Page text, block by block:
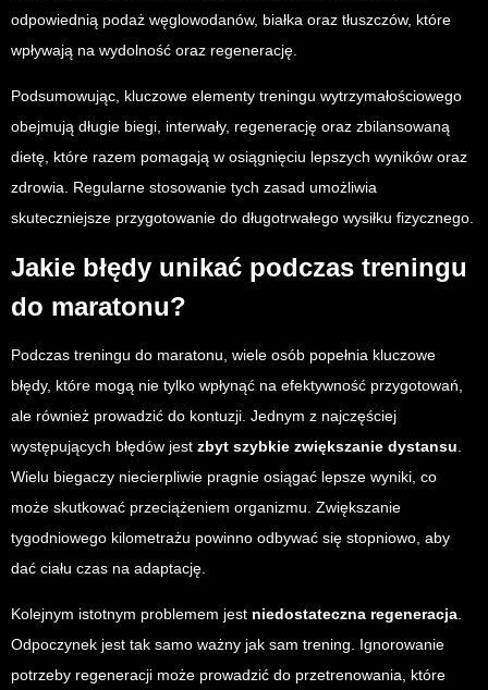
odpowiednią podaż węglowodanów, białka oraz tłuszczów, które
wpływają na wydolność oraz regenerację.
Podsumowując, kluczowe elementy treningu wytrzymałościowego
obejmują długie biegi, interwały, regenerację oraz zbilansowaną
dietę, które razem pomagają w osiągnięciu lepszych wyników oraz
zdrowia. Regularne stosowanie tych zasad umożliwia
skuteczniejsze przygotowanie do długotrwałego wysiłku fizycznego.
Jakie błędy unikać podczas treningu
do maratonu?
Podczas treningu do maratonu, wiele osób popełnia kluczowe
błędy, które mogą nie tylko wpłynąć na efektywność przygotowań,
ale również prowadzić do kontuzji. Jednym z najczęściej
występujących błędów jest zbyt szybkie zwiększanie dystansu.
Wielu biegaczy niecierpliwie pragnie osiągać lepsze wyniki, co
może skutkować przeciążeniem organizmu. Zwiększanie
tygodniowego kilometrażu powinno odbywać się stopniowo, aby
dać ciału czas na adaptację.
Kolejnym istotnym problemem jest niedostateczna regeneracja.
Odpoczynek jest tak samo ważny jak sam trening. Ignorowanie
potrzeby regeneracji może prowadzić do przetrenowania, które